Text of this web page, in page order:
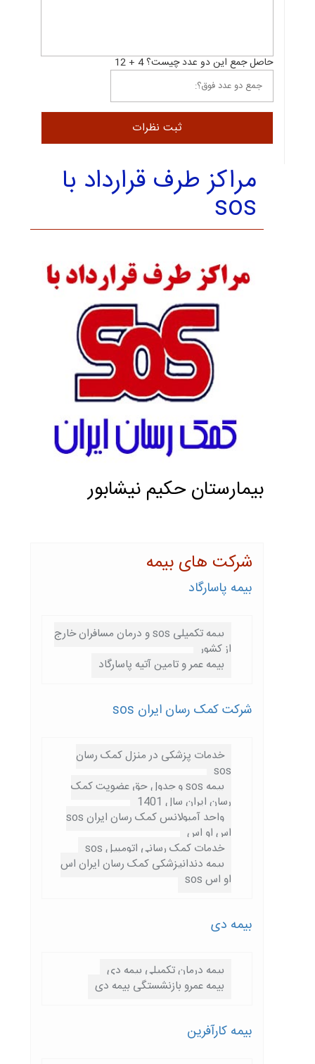
حاصل جمع این دو عدد چیست؟ 4 + 12
مراکز طرف قرارداد با
sos
بيمارستان حكيم نيشابور
شرکت های بیمه
بیمه پاسارگاد
بیمه تکمیلی sos و درمان مسافران خارج
از کشور
بیمه عمر و تامین آتیه پاسارگاد
شرکت کمک رسان ایران sos
خدمات پزشکی در منزل کمک رسان
sos
بیمه sos و جدول حق عضویت کمک
رسان ایران سال 1401
واحد آمبولانس کمک رسان ایران sos
اس او اس
خدمات کمک رسانی اتومبیل sos
بیمه دندانپزشکی کمک رسان ایران اس
او اس sos
بیمه دی
بیمه درمان تکمیلی بیمه دی
بیمه عمرو بازنشستگی بیمه دی
بیمه کارآفرین